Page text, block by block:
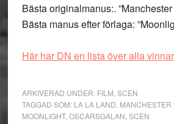
Bästa originalmanus:.
Bästa manus efter förlaga:
Här har DN en lista över alla
ARKIVERAD UNDER: FILM SCEN
TAGGAD SOM: LA LA LAND MANCHESTER
MOONLIGHT, OSCARSGALAN SCEN